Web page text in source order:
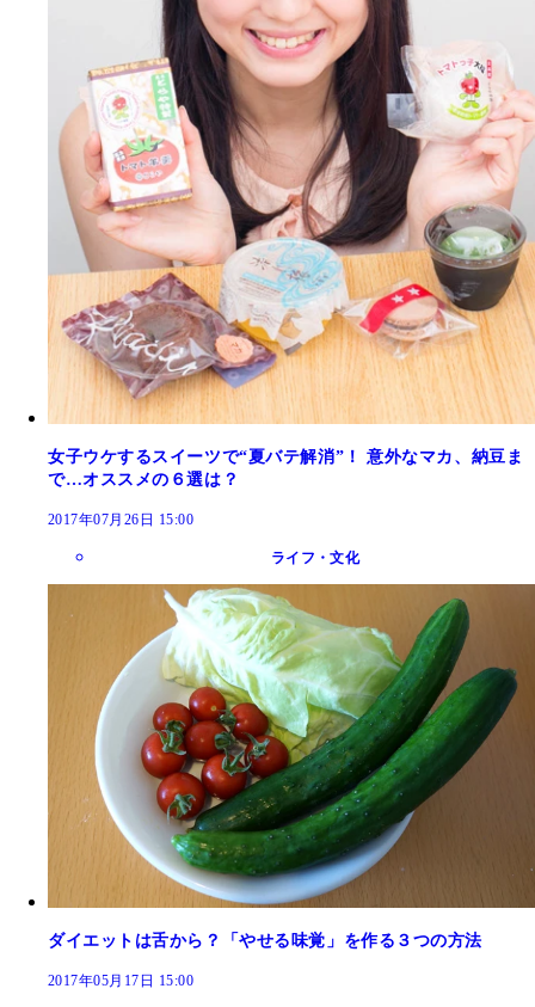
女子ウケするスイーツで“夏バテ解消”！ 意外なマカ、納豆ま
で…オススメの６選は？
2017年07月26日 15:00
ライフ・文化
ダイエットは舌から？「やせる味覚」を作る３つの方法
2017年05月17日 15:00